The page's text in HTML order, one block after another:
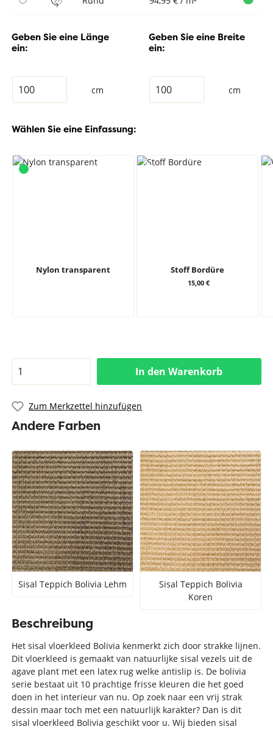
Geben Sie eine Länge
ein:
cm
Geben Sie eine Breite
ein:
cm
Wählen Sie eine Einfassung:
Nylon transparent Stoff Bordüre
15,00 €
In den Warenkorb
Zum Merkzettel hinzufügen
Andere Farben
Sisal Teppich Bolivia Lehm
Sisal Teppich Bolivia
Koren
Beschreibung
Het sisal vloerkleed Bolivia kenmerkt zich door strakke lijnen.
Dit vloerkleed is gemaakt van natuurlijke sisal vezels uit de
agave plant met een latex rug welke antislip is. De bolivia
serie bestaat uit 10 prachtige frisse kleuren die het goed
doen in het interieur van nu. Op zoek naar een vrij strak
dessin maar toch met een natuurlijk karakter? Dan is dit
sisal vloerkleed Bolivia geschikt voor u. Wij bieden sisal